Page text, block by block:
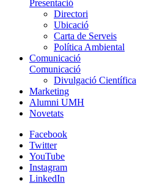
Presentació
Directori
Ubicació
Carta de Serveis
Política Ambiental
Comunicació
Comunicació
Divulgació Científica
Marketing
Alumni UMH
Novetats
Facebook
Twitter
YouTube
Instagram
LinkedIn